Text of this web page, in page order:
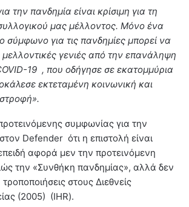
την πανδημία είναι κρίσιμη για τη
μας μέλλοντος. Μόνο ένα
σύμφωνο για τις πανδημίες μπορεί να
μελλοντικές γενιές από την επανάληψη
19 , που οδήγησε σε εκατομμύρια
εκτεταμένη κοινωνική και
συμφωνίας για την
Defender ότι η επιστολή είναι
αφορά μεν την προτεινόμενη
την «Συνθήκη πανδημίας», αλλά δεν
στους Διεθνείς
(2005) (IHR).